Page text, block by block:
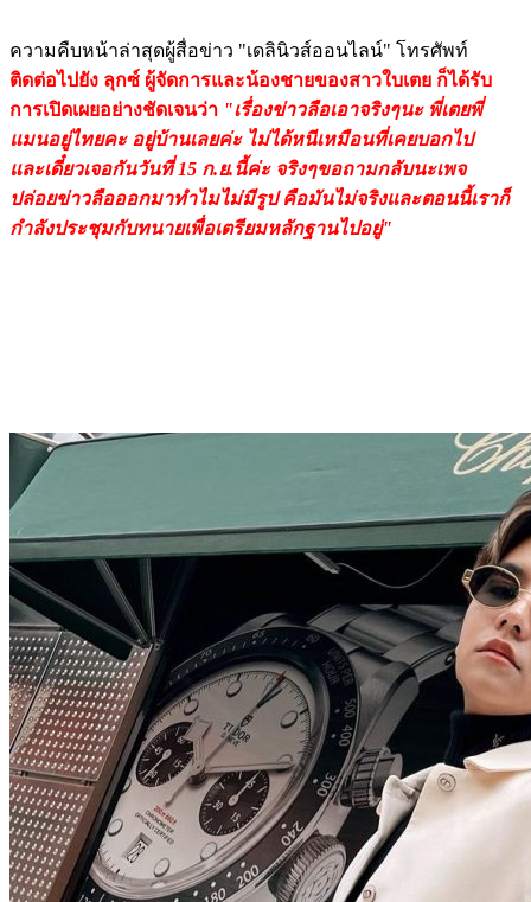
ความคืบหน้าล่าสุดผู้สื่อข่าว "เดลินิวส์ออนไลน์" โทรศัพท์
ติดต่อไปยัง ลุกซ์ ผู้จัดการและน้องชายของสาวใบเตย ก็ได้รับ
การเปิดเผยอย่างชัดเจนว่า "เรื่องข่าวลือเอาจริงๆนะ พี่เตยพี่
แมนอยู่ไทยคะ อยู่บ้านเลยค่ะ ไม่ได้หนีเหมือนที่เคยบอกไป
และเดี๋ยวเจอกันวันที่ 15 ก.ย.นี้ค่ะ จริงๆขอถามกลับนะเพจ
ปล่อยข่าวลือออกมาทำไมไม่มีรูป คือมันไม่จริงและตอนนี้เราก็
กำลังประชุมกับทนายเพื่อเตรียมหลักฐานไปอยู่"